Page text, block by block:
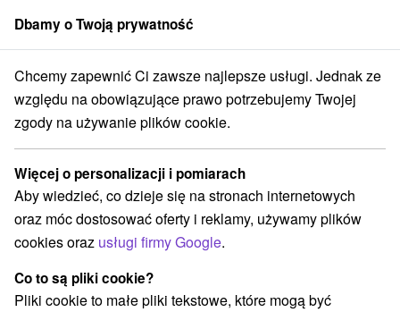
członek grupySorger
Rodzinne wakacje Aquacity Poprad - dziecko do lat 12 na
Rodzinne wakacje Aquacity Poprad
- dziecko do lat 12 na dostawce
GRATIS
Oferta wygasła! Wybierz poniżej z aktualnych ofert.
Hotel Riverside★★★Poprad Poprad
Przejdź do lokalizacji
Dbamy o Twoją prywatność
Chcemy zapewnić Ci zawsze najlepsze usługi. Jednak ze
względu na obowiązujące prawo potrzebujemy Twojej
zgody na używanie plików cookie.
Więcej o personalizacji i pomiarach
Aby wiedzieć, co dzieje się na stronach internetowych
oraz móc dostosować oferty i reklamy, używamy plików
cookies oraz usługi firmy Google.
Co to są pliki cookie?
Pliki cookie to małe pliki tekstowe, które mogą być